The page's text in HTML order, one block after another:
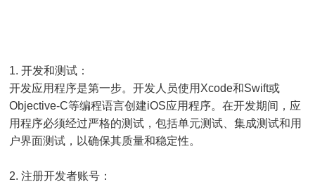
1. 开发和测试：
开发应用程序是第一步。开发人员使用Xcode和Swift或
Objective-C等编程语言创建iOS应用程序。在开发期间，应
用程序必须经过严格的测试，包括单元测试、集成测试和用
户界面测试，以确保其质量和稳定性。
2. 注册开发者账号：